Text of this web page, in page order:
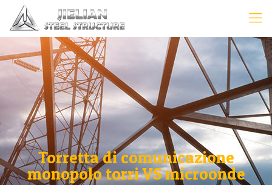
Torretta di comunicazione
monopolo torri VS microonde